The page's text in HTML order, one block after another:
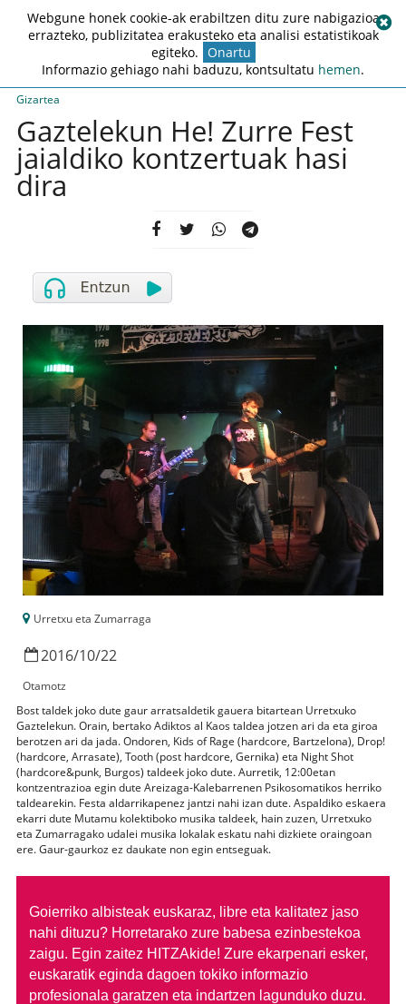
Gizartea
Gaztelekun He! Zurre Fest
jaialdiko kontzertuak hasi
dira
Urretxu eta Zumarraga
2016/10/22
Otamotz
Bost taldek joko dute gaur arratsaldetik gauera bitartean Urretxuko
Gaztelekun. Orain, bertako Adiktos al Kaos taldea jotzen ari da eta giroa
berotzen ari da jada. Ondoren, Kids of Rage (hardcore, Bartzelona), Drop!
(hardcore, Arrasate), Tooth (post hardcore, Gernika) eta Night Shot
(hardcore&punk, Burgos) taldeek joko dute. Aurretik, 12:00etan
kontzentrazioa egin dute Areizaga-Kalebarrenen Psikosomatikos herriko
taldearekin. Festa aldarrikapenez jantzi nahi izan dute. Aspaldiko eskaera
ekarri dute Mutamu kolektiboko musika taldeek, hain zuzen, Urretxuko
eta Zumarragako udalei musika lokalak eskatu nahi dizkiete oraingoan
ere. Gaur-gaurkoz ez daukate non egin entseguak.
Goierriko albisteak euskaraz, libre eta kalitatez jaso
nahi dituzu? Horretarako zure babesa ezinbestekoa
zaigu. Egin zaitez HITZAkide! Zure ekarpenari esker,
euskaratik eginda dagoen tokiko informazio
profesionala garatzen eta indartzen lagunduko duzu.
Webgune honek cookie-ak erabiltzen ditu zure nabigazioa
errazteko, publizitatea erakusteko eta analisi estatistikoak
egiteko. Onartu
Informazio gehiago nahi baduzu, kontsultatu hemen.